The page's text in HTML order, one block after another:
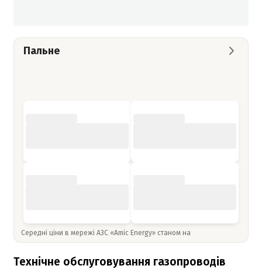
Пальне
Середні ціни в мережі АЗС «Amic Energy» станом на
Технічне обслуговування газопроводів